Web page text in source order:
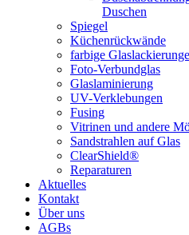
Duschen
Spiegel
Küchenrückwände
farbige
Foto-Verbundglas
Glaslaminierung
UV-Verklebungen
Fusing
Vitrinen und andere
Sandstrahlen auf Glas
ClearShield®
Reparaturen
Aktuelles
Kontakt
Über uns
AGBs